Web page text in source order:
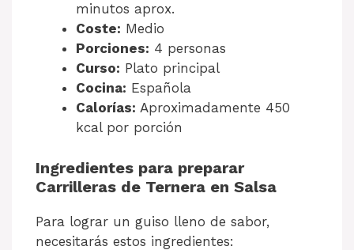
minutos aprox.
Coste: Medio
Porciones: 4 personas
Curso: Plato principal
Cocina: Española
Calorías: Aproximadamente 450
kcal por porción
Ingredientes para preparar
Carrilleras de Ternera en Salsa
Para lograr un guiso lleno de sabor,
necesitarás estos ingredientes: